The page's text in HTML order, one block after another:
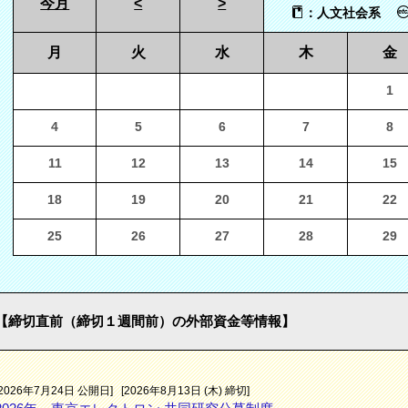
今月 < >
：人文社会系
月 火 水 木 金
1
4 5 6 7 8
11 12 13 14 15
18 19 20 21 22
25 26 27 28 29
【締切直前（締切１週間前）の外部資金等情報】
年7月24日 公開日] [2026年8月13日 (木) 締切]